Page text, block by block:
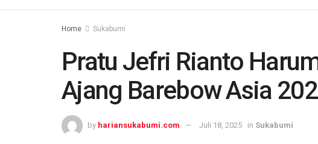
Home Sukabumi
Pratu Jefri Rianto
Ajang Barebow Asia
by hariansukabumi.com Juli 18, 2025 in Sukabumi